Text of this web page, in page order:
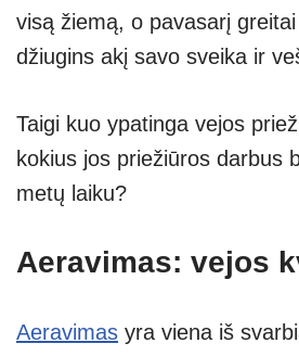
visą žiemą, o pavasarį
džiugins akį savo sveika ir
Taigi kuo ypatinga vejos
kokius jos priežiūros darbus
metų laiku?
Aeravimas: vejos
Aeravimas yra viena iš